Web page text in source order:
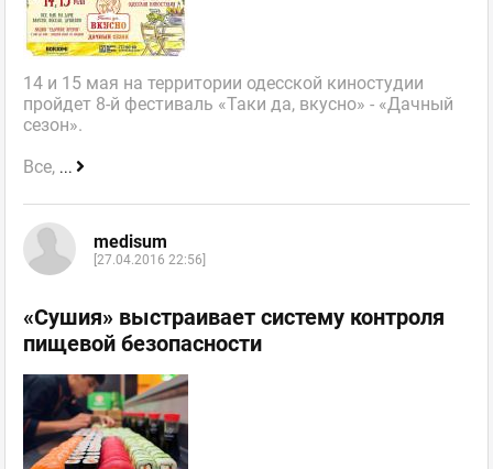
14 и 15 мая на территории одесской киностудии
пройдет 8-й фестиваль «Таки да, вкусно» - «Дачный
сезон».
Все, ...
medisum
[27.04.2016 22:56]
«Сушия» выстраивает систему контроля
пищевой безопасности